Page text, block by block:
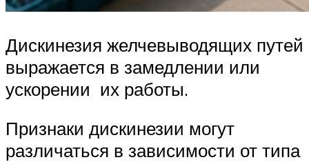
Дискинезия желчевыводящих путей
выражается в замедлении или
ускорении их работы.
Признаки дискинезии могут
различаться в зависимости от типа